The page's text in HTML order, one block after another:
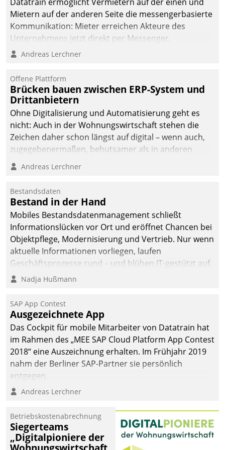
die Bereitschaft, sich zu überprüfen, zu hinterfragen
und zu verändern.
Mietern auf der anderen Seite die messengerbasierte
Kommunikation: Mieter erreichen Akteure des
Unternehmens jetzt direkt per Messenger,
Mitarbeiter oder Dienstleister empfangen oder
Andreas Lerchner
Offene Plattform
Brücken bauen zwischen ERP-System und
Drittanbietern
Ohne Digitalisierung und Automatisierung geht es
nicht: Auch in der Wohnungswirtschaft stehen die
Zeichen daher schon längst auf digital – wenn auch,
zugegebenermaßen, behutsamer als in anderen
Branchen.
Andreas Lerchner
Bestandsdaten
Bestand in der Hand
Mobiles Bestandsdatenmanagement schließt
Informationslücken vor Ort und eröffnet Chancen bei
Objektpflege, Modernisierung und Vertrieb. Nur wenn
aktuelle Informationen vorliegen, laufen
Geschäftsprozesse rund – und blühen IT-gestützt auf.
Nadja Hußmann
SAP App Contest
Ausgezeichnete App
Das Cockpit für mobile Mitarbeiter von Datatrain hat
im Rahmen des „MEE SAP Cloud Platform App Contest
2018“ eine Auszeichnung erhalten. Im Frühjahr 2019
nahm der Berliner SAP-Partner sie persönlich
entgegen.
Andreas Lerchner
Betriebskostenabrechnung
Siegerteams
„Digitalpioniere der